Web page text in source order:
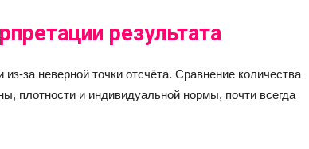
результата
за неверной точки отсчёта. Сравнение количества
плотности и индивидуальной нормы, почти всегда